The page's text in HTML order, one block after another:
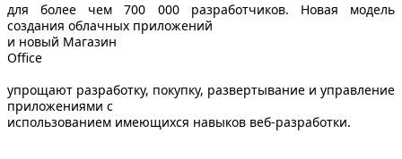
для более чем 700 000 разработчиков. Новая модель
создания облачных приложений
и новый Магазин
Office
упрощают разработку, покупку, развертывание и управление
приложениями с
использованием имеющихся навыков веб-разработки.